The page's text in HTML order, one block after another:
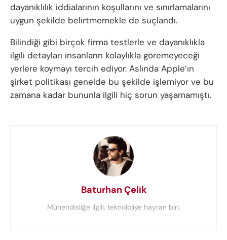
dayanıklılık iddialarının koşullarını ve sınırlamalarını
uygun şekilde belirtmemekle de suçlandı.
Bilindiği gibi birçok firma testlerle ve dayanıklıkla
ilgili detayları insanların kolaylıkla göremeyeceği
yerlere koymayı tercih ediyor. Aslında Apple’ın
şirket politikası genelde bu şekilde işlemiyor ve bu
zamana kadar bununla ilgili hiç sorun yaşamamıştı.
Baturhan Çelik
Mühendisliğe ilgili, teknolojiye hayran biri.